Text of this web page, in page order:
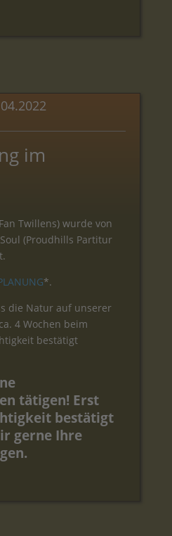
im
Twillens) wurde von
(Proudhills Partitur
*.
die Natur auf unserer
4 Wochen beim
bestätigt
tätigen! Erst
bestätigt
gerne Ihre